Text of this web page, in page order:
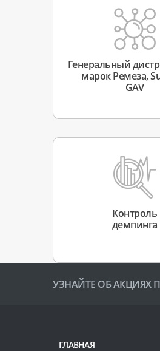
Генеральный
марок Ремеза,
GAV
Контроль
демпинга
УЗНАЙТЕ ОБ АКЦИЯХ
ГЛАВНАЯ